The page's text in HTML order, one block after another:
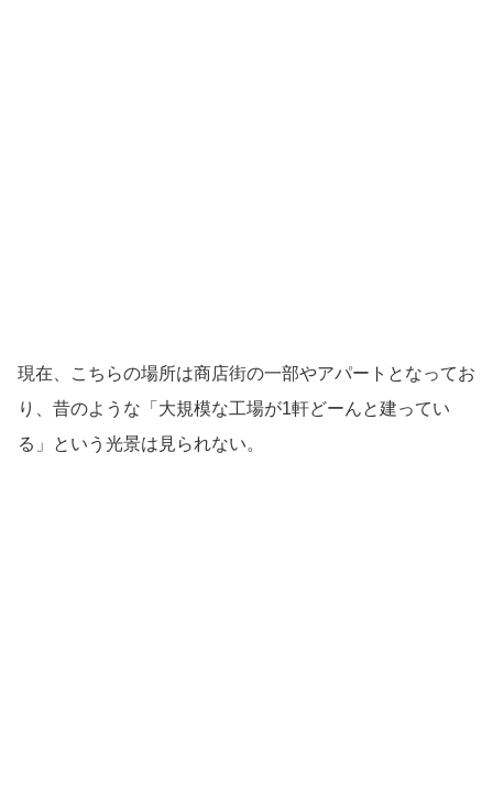
現在、こちらの場所は商店街の一部やアパートとなってお
り、昔のような「大規模な工場が1軒どーんと建ってい
る」という光景は見られない。